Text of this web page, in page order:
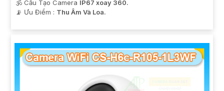
🕉️ Cấu Tạo Camera IP67 xoay 360.
️📡 Ưu Điểm : Thu Âm Và Loa.